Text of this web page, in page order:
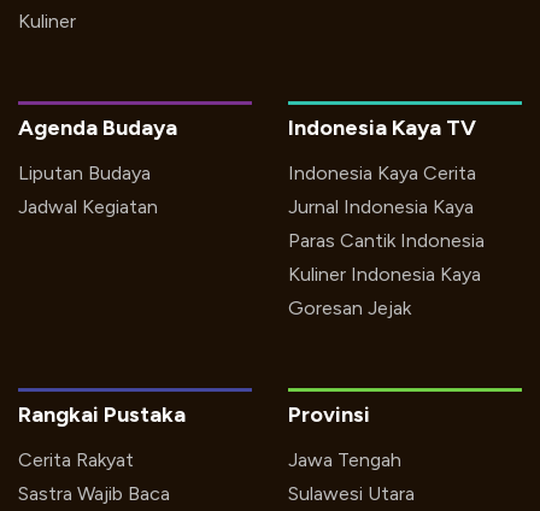
Kuliner
Indonesia Kaya TV
Indonesia Kaya Cerita
Jurnal Indonesia Kaya
Paras Cantik Indonesia
Kuliner Indonesia Kaya
Goresan Jejak
Agenda Budaya
Liputan Budaya
Jadwal Kegiatan
Rangkai Pustaka
Cerita Rakyat
Sastra Wajib Baca
Provinsi
Jawa Tengah
Sulawesi Utara